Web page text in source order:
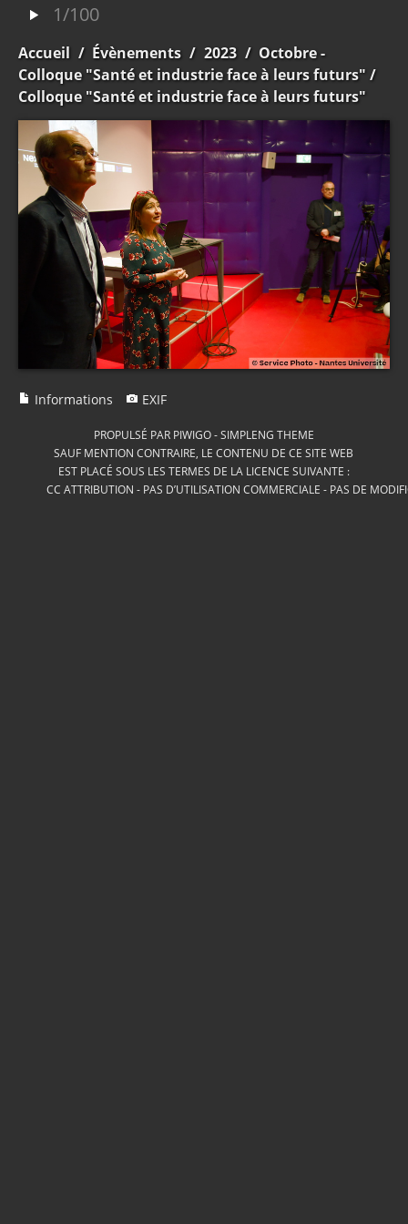
1/100
Accueil / Évènements / 2023 / Octobre -
Colloque "Santé et industrie face à leurs futurs" /
Colloque "Santé et industrie face à leurs futurs"
Informations EXIF
PROPULSÉ PAR PIWIGO-SIMPLENG THEME
SAUF MENTION CONTRAIRE, LE CONTENU DE CE SITE WEB
EST PLACÉ SOUS LES TERMES DE LA LICENCE SUIVANTE :
CC ATTRIBUTION - PAS D’UTILISATION COMMERCIALE - PAS DE